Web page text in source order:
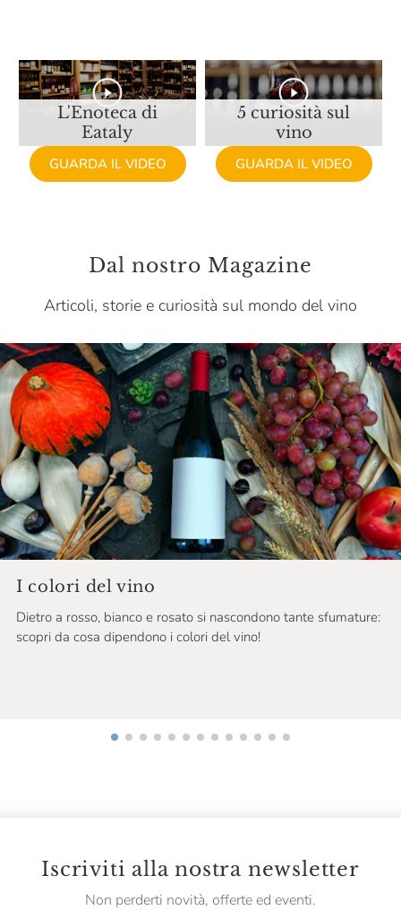
Castello Monsanto
Castello Di Ama
Castello Di Lispida
Celestina Fè
Ceraudo
Certosa Di Belriguardo
Chardonnet & Fils
Chateau De Roquefort
Chateau Musar
Chiarli
Chloé & Solenne Faÿ
Cincinnato
Cinque Campi
Cinzano
Cleto Chiarli
L'Enoteca di
Eataly
GUARDA IL VIDEO
5 curiosità sul
vino
GUARDA IL VIDEO
Dal nostro Magazine
Articoli, storie e curiosità sul mondo del vino
I colori del vino
Dietro a rosso, bianco e rosato si nascondono tante sfumature:
scopri da cosa dipendono i colori del vino!
Iscriviti alla nostra newsletter
Non perderti novità, offerte ed eventi.